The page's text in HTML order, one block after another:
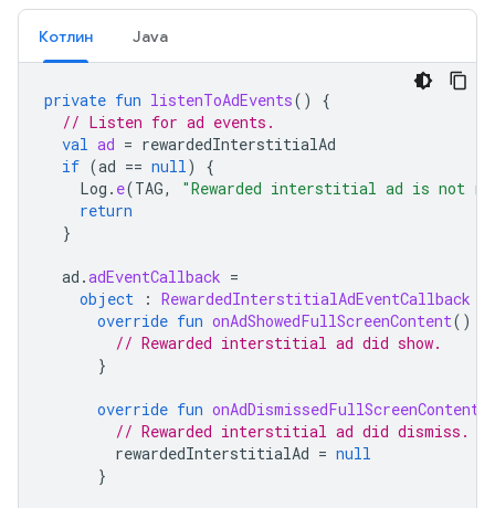
Котлин Java
private fun listenToAdEvents()
{
// Listen for ad events.
val ad = rewardedInterstitialAd
if (ad == null)
{
Log . e(TAG,
"Rewarded interstitial ad is not
return
}
ad .adEventCallback =
object
: RewardedInterstitialAdEventCallback
override fun onAdShowedFullScreenContent()
// Rewarded interstitial ad did show.
}
override fun onAdDismissedFullScreenContent
// Rewarded interstitial ad did dismiss.
rewardedInterstitialAd = null
}